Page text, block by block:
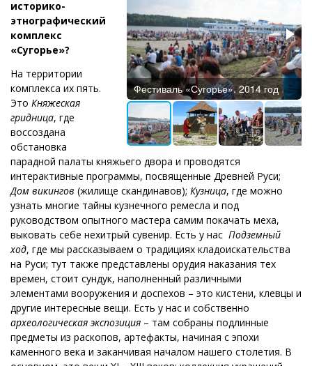
Фестиваль «Сугорье». 2014 год
историко-
этнографический
комплекс
«Сугорье»?
На территории
комплекса их пять.
Это Княжеская
гридница, где
воссоздана
обстановка
парадной палаты княжьего двора и проводятся
интерактивные программы, посвященные Древней Руси;
Дом викингов (жилище скандинавов); Кузница, где можно
узнать многие тайны кузнечного ремесла и под
руководством опытного мастера самим покачать меха,
выковать себе нехитрый сувенир. Есть у нас Подземный
ход, где мы рассказываем о традициях кладоискательства
на Руси; тут также представлены орудия наказания тех
времен, стоит сундук, наполненный различными
элементами вооружения и доспехов – это кистени, клевцы и
другие интересные вещи. Есть у нас и собственно
археологическая экспозиция – там собраны подлинные
предметы из раскопов, артефакты, начиная с эпохи
каменного века и заканчивая началом нашего столетия. В